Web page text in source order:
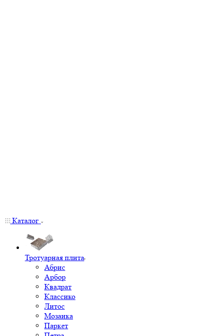
Каталог
Тротуарная плита
Абрис
Арбор
Квадрат
Классико
Литос
Мозаика
Паркет